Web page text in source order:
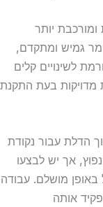
יותר
גמיש ומתקדם,
לשינויים קלים
בעת התקנת
הדלת עבור נקודת
אך יש לבצעו
מושלם. עבודה
אותה